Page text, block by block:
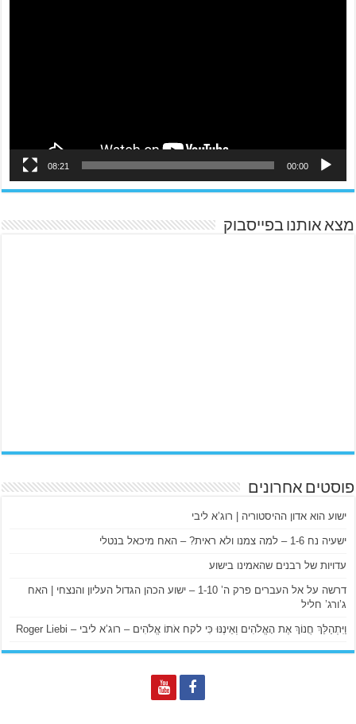
00:00
08:21
מצא אותנו בפייסבוק
פוסטים אחרונים
ישוע הוא אדון ההיסטוריה | רוג’א ליבי
ישעיה נח 1-6 – למה צמנו ולא ראית? – האח מיכאל בנטלי
עדויות של רבנים שהאמינו בישוע
דרשה על אל העברים פרק ה’ 1-10 – ישוע הכהן הגדול העליון והנצחי | האח
ג’ורג’ חליל
וַיִּתְהַלֵּךְ חֲנוֹךְ אֶת הָאֱלֹהִים וְאֵינֶנּוּ כִּי לקח אֹתוֹ אֱלֹהִים – רוג’א ליבי – Roger Liebi